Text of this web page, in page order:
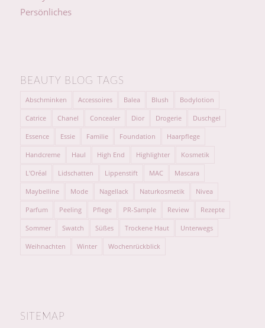
Persönliches
BEAUTY BLOG TAGS
Abschminken Accessoires Balea Blush Bodylotion
Catrice Chanel Concealer Dior Drogerie Duschgel
Essence Essie Familie Foundation Haarpflege
Handcreme Haul High End Highlighter Kosmetik
L'Oréal Lidschatten Lippenstift MAC Mascara
Maybelline Mode Nagellack Naturkosmetik Nivea
Parfum Peeling Pflege PR-Sample Review Rezepte
Sommer Swatch Süßes Trockene Haut Unterwegs
Weihnachten Winter Wochenrückblick
SITEMAP